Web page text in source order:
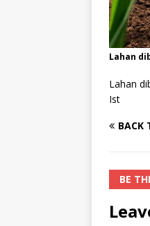
Lahan
Lahan
Ist
BACK
BE